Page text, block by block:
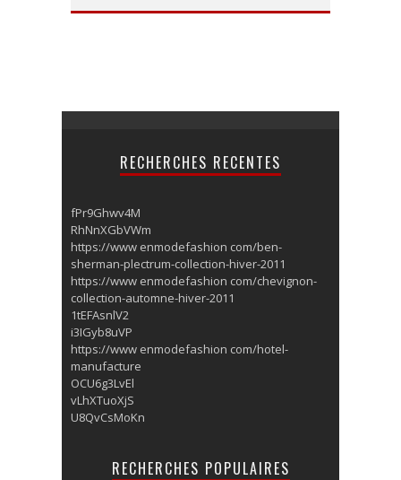
RECHERCHES RECENTES
fPr9Ghwv4M
RhNnXGbVWm
https://www enmodefashion com/ben-
sherman-plectrum-collection-hiver-2011
https://www enmodefashion com/chevignon-
collection-automne-hiver-2011
1tEFAsnlV2
i3IGyb8uVP
https://www enmodefashion com/hotel-
manufacture
OCU6g3LvEl
vLhXTuoXjS
U8QvCsMoKn
RECHERCHES POPULAIRES